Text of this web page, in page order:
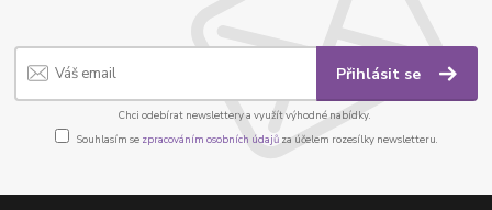
Přihlásit se
Chci odebírat newslettery a využít výhodné nabídky.
Souhlasím se zpracováním osobních údajůza účelem rozesílky newsletteru.